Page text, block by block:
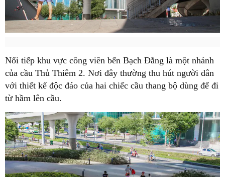
Nối tiếp khu vực công viên bến Bạch Đằng là một nhánh
của cầu Thủ Thiêm 2. Nơi đây thường thu hút người dân
với thiết kế độc đáo của hai chiếc cầu thang bộ dùng để đi
từ hầm lên cầu.